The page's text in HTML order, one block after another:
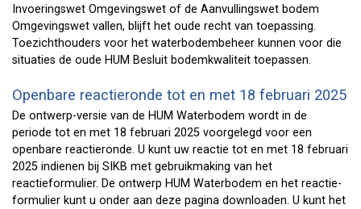
Invoeringswet Omgevingswet of de Aanvullingswet bodem
Omgevingswet vallen, blijft het oude recht van toepassing.
Toezichthouders voor het waterbodembeheer kunnen voor die
situaties de oude HUM Besluit bodemkwaliteit toepassen.
Openbare reactieronde tot en met 18 februari 2025
De ontwerp-versie van de HUM Waterbodem wordt in de
periode tot en met 18 februari 2025 voorgelegd voor een
openbare reactieronde. U kunt uw reactie tot en met 18 februari
2025 indienen bij SIKB met gebruikmaking van het
reactieformulier. De ontwerp HUM Waterbodem en het reactie-
formulier kunt u onder aan deze pagina downloaden. U kunt het